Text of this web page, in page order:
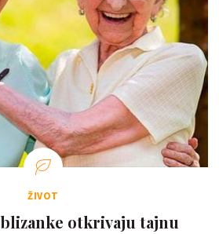
ŽIVOT
otkrivaju tajnu